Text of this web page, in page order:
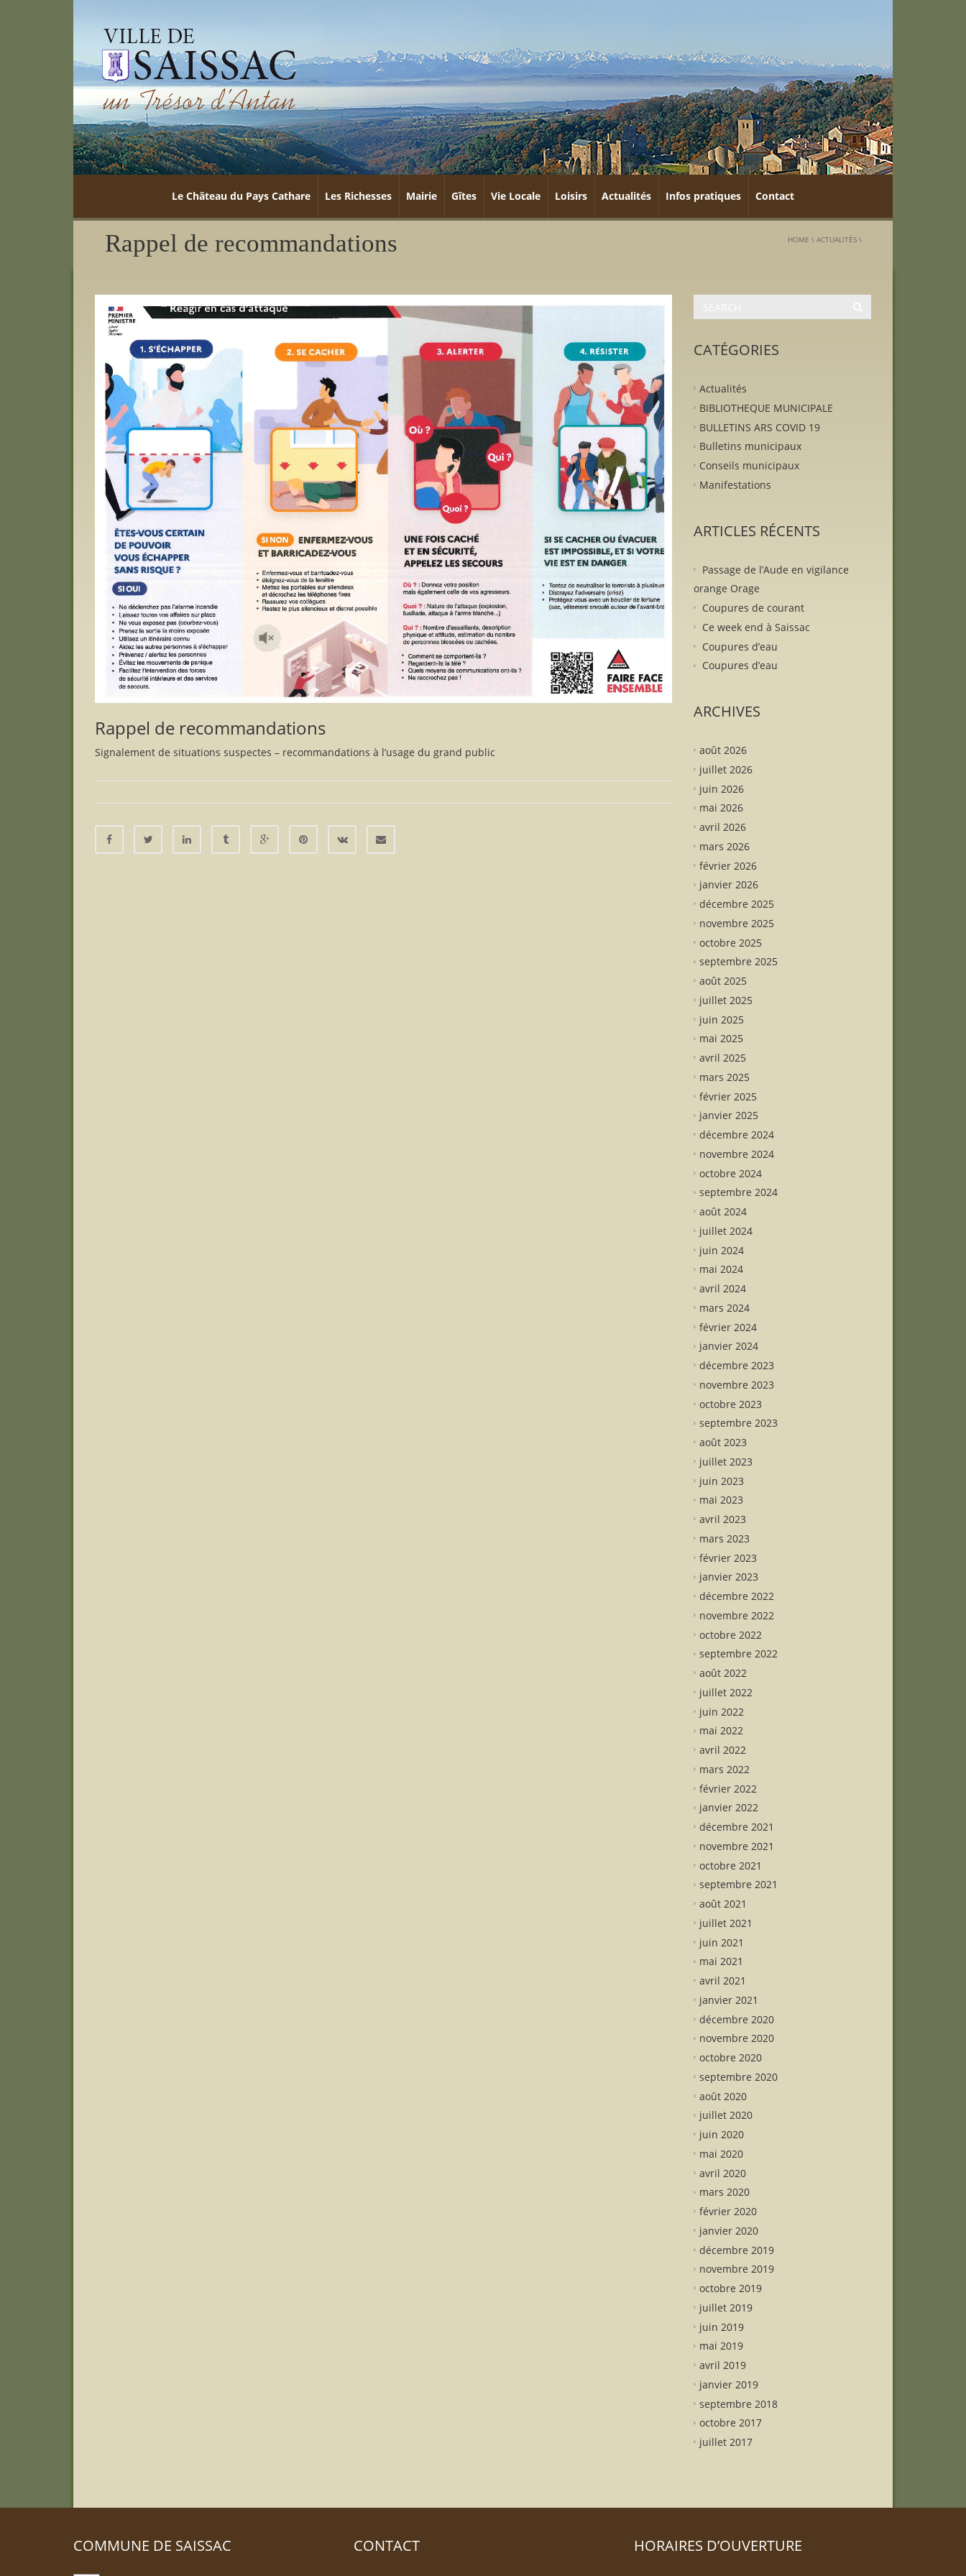
Le Château du Pays Cathare Les Richesses Mairie Gîtes Vie Locale Loisirs Actualités Infos pratiques Contact
Rappel de recommandations HOME \ ACTUALITÉS\
Rappel de recommandations
Signalement de situations suspectes – recommandations à l’usage du grand public
CATÉGORIES
Actualités
BIBLIOTHEQUE MUNICIPALE
BULLETINS ARS COVID 19
Bulletins municipaux
Conseils municipaux
Manifestations
ARTICLES RÉCENTS
Passage de l’Aude en vigilance
orange Orage
Coupures de courant
Ce week end à Saissac
Coupures d’eau
Coupures d’eau
ARCHIVES
août 2026
juillet 2026
juin 2026
mai 2026
avril 2026
mars 2026
février 2026
janvier 2026
décembre 2025
novembre 2025
octobre 2025
septembre 2025
août 2025
juillet 2025
juin 2025
mai 2025
avril 2025
mars 2025
février 2025
janvier 2025
décembre 2024
novembre 2024
octobre 2024
septembre 2024
août 2024
juillet 2024
juin 2024
mai 2024
avril 2024
mars 2024
février 2024
janvier 2024
décembre 2023
novembre 2023
octobre 2023
septembre 2023
août 2023
juillet 2023
juin 2023
mai 2023
avril 2023
mars 2023
février 2023
janvier 2023
décembre 2022
novembre 2022
octobre 2022
septembre 2022
août 2022
juillet 2022
juin 2022
mai 2022
avril 2022
mars 2022
février 2022
janvier 2022
décembre 2021
novembre 2021
octobre 2021
septembre 2021
août 2021
juillet 2021
juin 2021
mai 2021
avril 2021
janvier 2021
décembre 2020
novembre 2020
octobre 2020
septembre 2020
août 2020
juillet 2020
juin 2020
mai 2020
avril 2020
mars 2020
février 2020
janvier 2020
décembre 2019
novembre 2019
octobre 2019
juillet 2019
juin 2019
mai 2019
avril 2019
janvier 2019
septembre 2018
octobre 2017
juillet 2017
COMMUNE DE SAISSAC CONTACT HORAIRES D’OUVERTURE